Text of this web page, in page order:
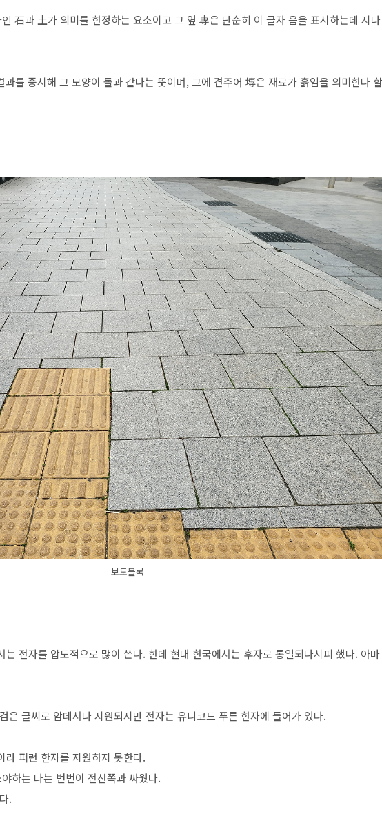
石과 土가 의미를 한정하는 요소이고 그 옆 專은 단순히 이 글자 음을 표시하는데 지나
과를 중시해 그 모양이 돌과 같다는 뜻이며, 그에 견주어 塼은 재료가 흙임을 의미한다 할
보도블록
는 전자를 압도적으로 많이 쓴다. 한데 현대 한국에서는 후자로 통일되다시피 했다. 아마
은 글씨로 암데서나 지원되지만 전자는 유니코드 푸른 한자에 들어가 있다.
라 퍼런 한자를 지원하지 못한다.
하는 나는 번번이 전산쪽과 싸웠다.
.